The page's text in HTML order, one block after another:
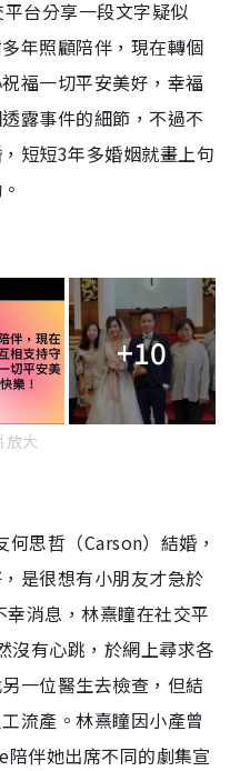
台分享一段文字疑似
年照顧陪伴，現在轉個
福一切平安美好，幸福
露事件的細節，不過不
短短3年多婚姻就畫上句
+10
放大
思哲（Carson）結婚，
是很想有小朋友才急於
消息，林熹瞳在社交平
沒有心跳，於網上尋求各
一位醫生去檢查，但結
流產。林熹瞳因小產曾
伴她出席不同的劇集宣